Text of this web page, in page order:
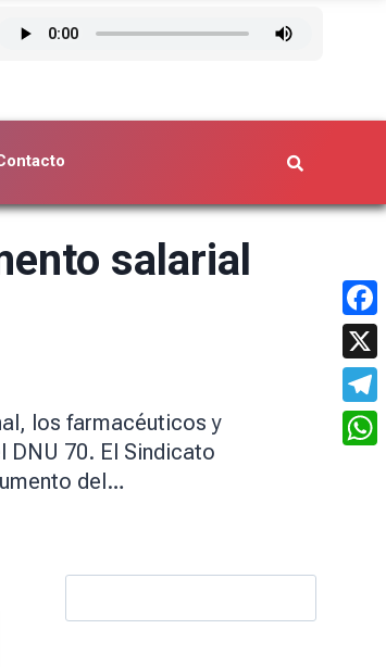
salarial
los farmacéuticos y
70. El Sindicato
del…
X